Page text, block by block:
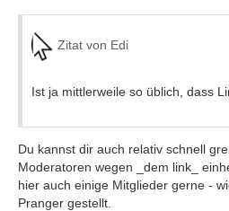
Zitat von Edi
Ist ja mittlerweile so üblich, dass
Du kannst dir auch relativ schnell
Moderatoren wegen _dem link_
hier auch einige Mitglieder gerne -
Pranger gestellt.